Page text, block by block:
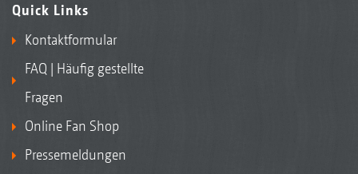
Quick Links
Kontaktformular
FAQ | Häufig gestellte
Fragen
Online Fan Shop
Pressemeldungen